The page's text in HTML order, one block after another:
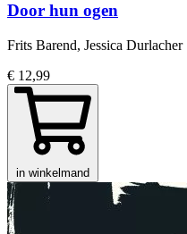
Door hun ogen
Frits Barend, Jessica Durlacher
€ 12,99
in winkelmand